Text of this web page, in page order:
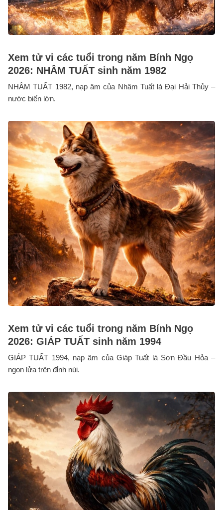
Xem tử vi các tuổi trong năm Bính Ngọ
2026: NHÂM TUẤT sinh năm 1982
NHÂM TUẤT 1982, nạp âm của Nhâm Tuất là Đại Hải Thủy –
nước biển lớn.
Xem tử vi các tuổi trong năm Bính Ngọ
2026: GIÁP TUẤT sinh năm 1994
GIÁP TUẤT 1994, nạp âm của Giáp Tuất là Sơn Đầu Hỏa –
ngọn lửa trên đỉnh núi.